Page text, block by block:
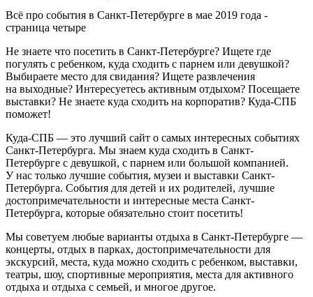
Всё про события в Санкт-Петербурге в мае 2019 года -
страница четыре
Не знаете что посетить в Санкт-Петербурге? Ищете где
погулять с ребенком, куда сходить с парнем или девушкой?
Выбираете место для свидания? Ищете развлечения
на выходные? Интересуетесь активным отдыхом? Посещаете
выставки? Не знаете куда сходить на корпоратив? Куда-СПБ
поможет!
Куда-СПБ — это лучший сайт о самых интересных событиях
Санкт-Петербурга. Мы знаем куда сходить в Санкт-
Петербурге с девушкой, с парнем или большой компанией.
У нас только лучшие события, музеи и выставки Санкт-
Петербурга. События для детей и их родителей, лучшие
достопримечательности и интересные места Санкт-
Петербурга, которые обязательно стоит посетить!
Мы советуем любые варианты отдыха в Санкт-Петербурге —
концерты, отдых в парках, достопримечательности для
экскурсий, места, куда можно сходить с ребенком, выставки,
театры, шоу, спортивные мероприятия, места для активного
отдыха и отдыха с семьей, и многое другое.